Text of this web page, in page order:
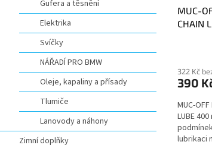
Gufera a těsnění
Elektrika
Svíčky
NÁŘADÍ PRO BMW
Oleje, kapaliny a přísady
Tlumiče
Lanovody a náhony
Zimní doplňky
MUC-
CHAIN
322 Kč
390
MUC-OFF
LUBE
lubrikaci